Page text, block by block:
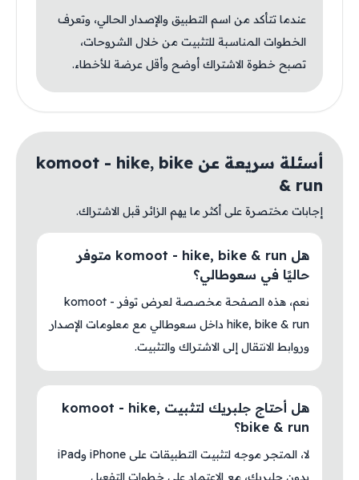
عندما تتأكد من اسم التطبيق والإصدار الحالي، وتعرف
الخطوات المناسبة للتثبيت من خلال الشروحات،
تصبح خطوة الاشتراك أوضح وأقل عرضة للأخطاء.
أسئلة سريعة عن komoot - hike, bike
& run
إجابات مختصرة على أكثر ما يهم الزائر قبل الاشتراك.
هل komoot - hike, bike & run متوفر
حاليًا في سعوطالي؟
نعم، هذه الصفحة مخصصة لعرض توفر komoot -
hike, bike & run داخل سعوطالي مع معلومات الإصدار
وروابط الانتقال إلى الاشتراك والتثبيت.
هل أحتاج جلبريك لتثبيت komoot - hike,
bike & run؟
لا، المتجر موجه لتثبيت التطبيقات على iPhone وiPad
بدون جلبريك، مع الاعتماد على خطوات التفعيل